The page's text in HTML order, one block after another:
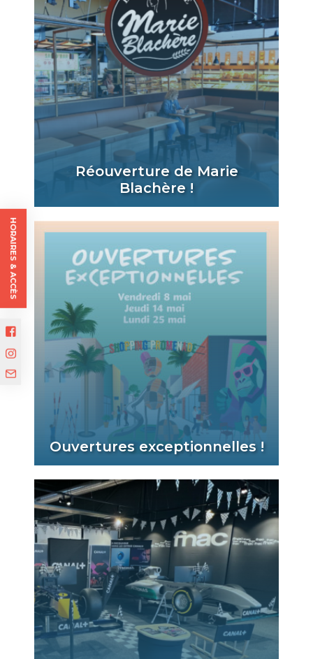
Réouverture de Marie
Blachère !
Ouvertures exceptionnelles !
HORAIRES & ACCÈS